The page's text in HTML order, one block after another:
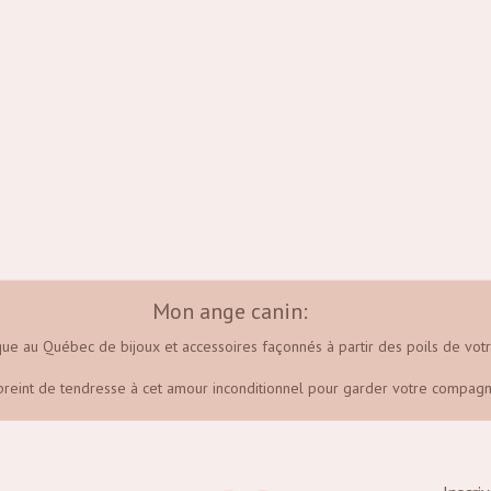
Mon ange canin:
au Québec de bijoux et accessoires façonnés à partir des poils de
de tendresse à cet amour inconditionnel pour garder votre